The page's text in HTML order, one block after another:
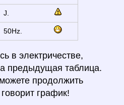
J.
50Hz.
в электричестве,
предыдущая таблица.
продолжить
график!